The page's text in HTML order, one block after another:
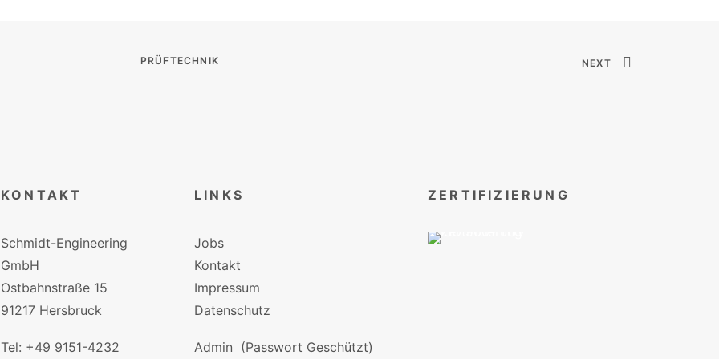
PRÜFTECHNIK NEXT
KONTAKT
Schmidt-Engineering
GmbH
Ostbahnstraße 15
91217 Hersbruck
Tel: +49 9151-4232
LINKS
Jobs
Kontakt
Impressum
Datenschutz
Admin (Passwort Geschützt)
ZERTIFIZIERUNG